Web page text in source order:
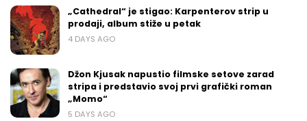
„Cathedral“ je stigao: Karpenterov strip u
prodaji, album stiže u petak
4 DAYS AGO
Džon Kjusak napustio filmske setove zarad
stripa i predstavio svoj prvi grafički roman
„Momo“
5 DAYS AGO